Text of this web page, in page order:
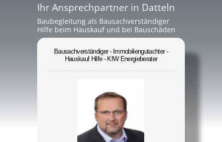
Ihr Ansprechpartner in Datteln
Baubegleitung als Bausachverständiger
Hilfe beim Hauskauf und bei Bauschäden
Bausachverständiger - Immobiliengutachter -
Hauskauf Hilfe - KfW Energieberater